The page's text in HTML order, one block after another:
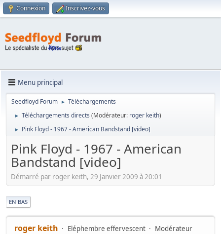
Connexion Inscrivez-vous
Menu principal
Seedfloyd Forum ► Téléchargements
► Téléchargements directs (Modérateur: roger keith)
► Pink Floyd - 1967 - American Bandstand [video]
Pink Floyd - 1967 - American
Bandstand [video]
Démarré par roger keith, 29 Janvier 2009 à 20:01
EN BAS
roger keith Eléphembre effervescent Modérateur